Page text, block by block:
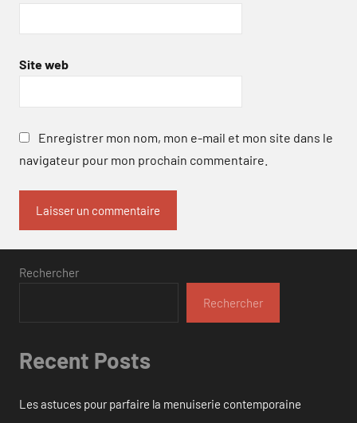
Site web
Enregistrer mon nom, mon e-mail et mon site dans le
navigateur pour mon prochain commentaire.
Rechercher
Rechercher
Recent Posts
Les astuces pour parfaire la menuiserie contemporaine